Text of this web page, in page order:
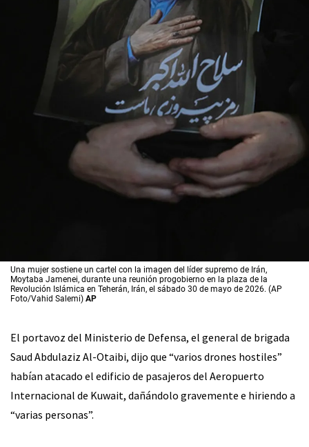
Una mujer sostiene un cartel con la imagen del líder supremo de Irán,
Moytaba Jamenei, durante una reunión progobierno en la plaza de la
Revolución Islámica en Teherán, Irán, el sábado 30 de mayo de 2026. (AP
Foto/Vahid Salemi) AP
El portavoz del Ministerio de Defensa, el general de brigada
Saud Abdulaziz Al-Otaibi, dijo que “varios drones hostiles”
habían atacado el edificio de pasajeros del Aeropuerto
Internacional de Kuwait, dañándolo gravemente e hiriendo a
“varias personas”.